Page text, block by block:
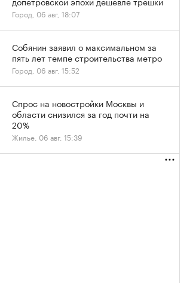
Город, 06 авг, 18:07
Собянин заявил о максимальном за
пять лет темпе строительства метро
Город, 06 авг, 15:52
Спрос на новостройки Москвы и
области снизился за год почти на
20%
Жилье, 06 авг, 15:39